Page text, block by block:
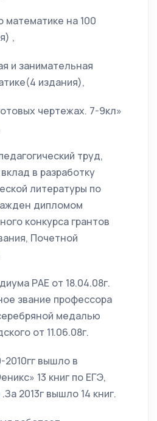
математике на 100
,
и занимательная
издания),
чертежах. 7-9кл»
труд,
в разработку
литературы по
дипломом
конкурса грантов
Почетной
РАЕ от 18.04.08г.
звание профессора
медалью
от 11.06.08г.
вышло в
13 книг по ЕГЭ,
2013г вышло 14 книг.